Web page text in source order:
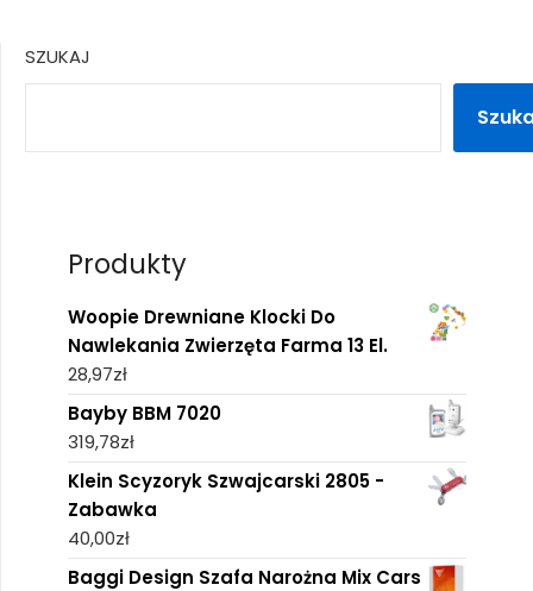
SZUKAJ
Produkty
Woopie Drewniane Klocki Do
Nawlekania Zwierzęta Farma 13 El.
28,97zł
Bayby BBM 7020
319,78zł
Klein Scyzoryk Szwajcarski 2805 -
Zabawka
40,00zł
Baggi Design Szafa Narożna Mix Cars